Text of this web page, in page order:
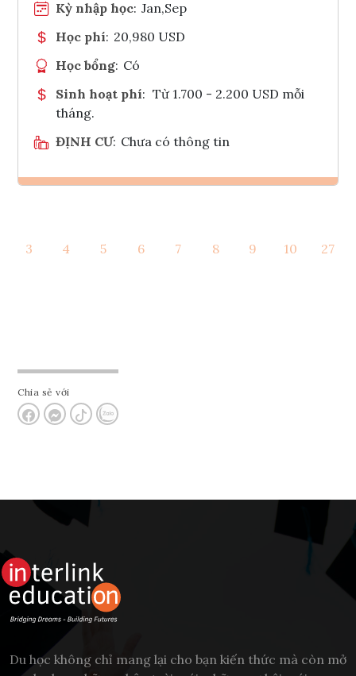
Kỳ nhập học: Jan,Sep
Học phí: 20,980 USD
Học bổng: Có
Sinh hoạt phí: Từ 1.700 - 2.200 USD mỗi
tháng.
ĐỊNH CƯ: Chưa có thông tin
Tham vấn Interlink
3 4 5 6 7 8 9 10 27
Chia sẻ với
Du học không chỉ mang lại cho bạn kiến thức mà còn mở